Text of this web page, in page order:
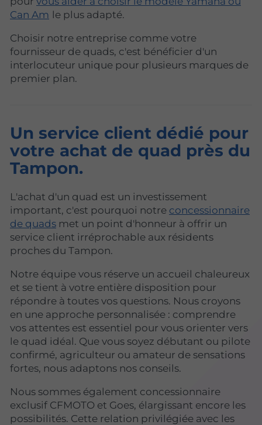
Can Am le plus adapté.
Choisir notre entreprise comme votre
fournisseur de quads, c'est bénéficier d'un
interlocuteur unique pour plusieurs marques de
premier plan.
Un service client dédié pour
votre achat de quad près du
Tampon.
L'achat d'un quad est un investissement
important, c'est pourquoi notre concessionnaire
de quads met un point d'honneur à offrir un
service client irréprochable aux résidents
proches du Tampon.
Notre équipe vous réserve un accueil chaleureux
et se tient à votre entière disposition pour
répondre à toutes vos questions. Nous croyons
en une approche personnalisée : comprendre
vos attentes est essentiel pour vous orienter vers
le quad idéal. Que vous soyez débutant ou pilote
confirmé, agriculteur ou amateur de sensations
fortes, nous adaptons nos conseils.
Nous sommes également concessionnaire
exclusif CFMOTO et Goes, élargissant encore les
possibilités. Cette relation privilégiée avec les